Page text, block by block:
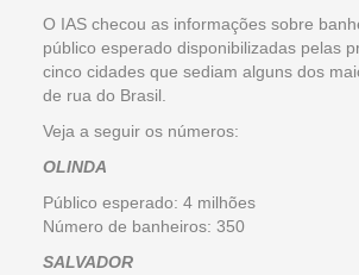
O IAS checou as informações sobre
público esperado disponibilizadas pelas
cinco cidades que sediam alguns dos
de rua do Brasil.
Veja a seguir os números:
OLINDA
Público esperado: 4 milhões
Número de banheiros: 350
SALVADOR